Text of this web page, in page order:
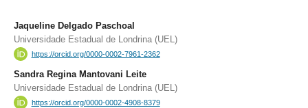
Jaqueline Delgado Paschoal
Universidade Estadual de Londrina (UEL)
https://orcid.org/0000-0002-7961-2362
Sandra Regina Mantovani Leite
Universidade Estadual de Londrina (UEL)
https://orcid.org/0000-0002-4908-8379